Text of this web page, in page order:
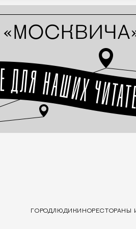
ГОРОДЛЮДИ КИНОРЕСТОРАНЫ